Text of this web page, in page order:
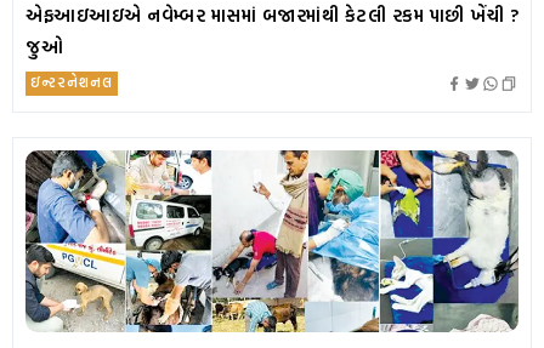
એફઆઇઆઇએ નવેમ્બર માસમાં બજારમાંથી કેટલી રકમ પાછી ખેંચી ?
જુઓ
ઇન્ટરનેશનલ